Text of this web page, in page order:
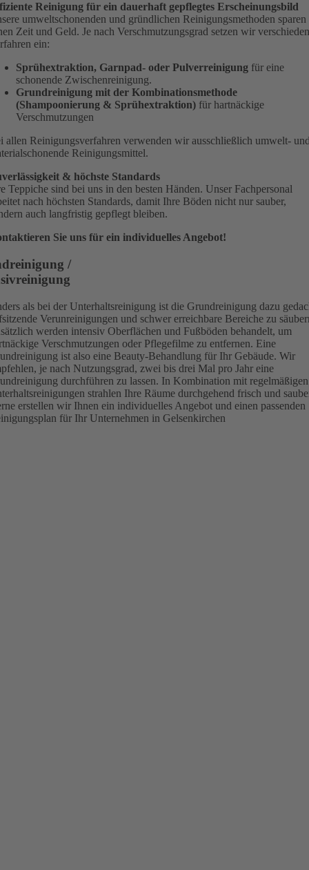
Reinigung für ein dauerhaft gepflegtes Erscheinungsbild
umweltschonenden und gründlichen Reinigungsmethoden sparen
Zeit und Geld. Je nach Verschmutzungsgrad setzen wir
ein:
Sprühextraktion, Garnpad- oder Pulverreinigung für eine
schonende Zwischenreinigung.
Grundreinigung mit der Kombinationsmethode
(Shampoonierung & Sprühextraktion) für hartnäckige
Verschmutzungen
allen Reinigungsverfahren verwenden wir ausschließlich umwelt-
Reinigungsmittel.
& höchste Standards
Teppiche sind bei uns in den besten Händen. Unser Fachpersonal
nach höchsten Standards, damit Ihre Böden nicht nur sauber,
auch langfristig gepflegt bleiben.
Sie uns für ein individuelles Angebot!
/
als bei der Unterhaltsreinigung ist die Grundreinigung dazu
Verunreinigungen und schwer erreichbare Bereiche zu
werden intensiv Oberflächen und Fußböden behandelt, um
Verschmutzungen oder Pflegefilme zu entfernen. Eine
ist also eine Beauty-Behandlung für Ihr Gebäude. Wir
je nach Nutzungsgrad, zwei bis drei Mal pro Jahr eine
durchführen zu lassen. In Kombination mit regelmäßigen
strahlen Ihre Räume durchgehend frisch und
erstellen wir Ihnen ein individuelles Angebot und einen passenden
für Ihr Unternehmen in Gelsenkirchen